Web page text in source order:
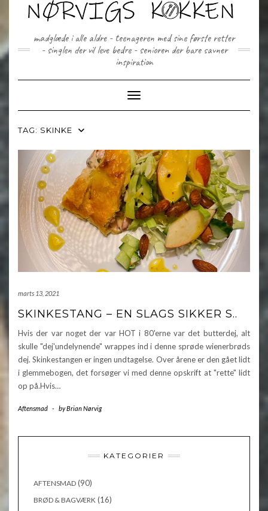
madglæde i alle aldre - teenageren med sine første retter
- singlen der vil leve bedre - senioren der bare savner
inspiration
Toggle Navigation
TAG: SKINKE
marts 13, 2021
SKINKESTANG – EN SLAGS SIKKER S..
Hvis der var noget der var HOT i 80'erne var det butterdej, alt
skulle "dej'undelynende" wrappes ind i denne sprøde wienerbrøds
dej. Skinkestangen er ingen undtagelse. Over årene er den gået lidt
i glemmebogen, det forsøger vi med denne opskrift at "rette" lidt
op på.Hvis…
Aftensmad - byBrian Nørvig
KATEGORIER
AFTENSMAD (90)
BRØD & BAGVÆRK (16)